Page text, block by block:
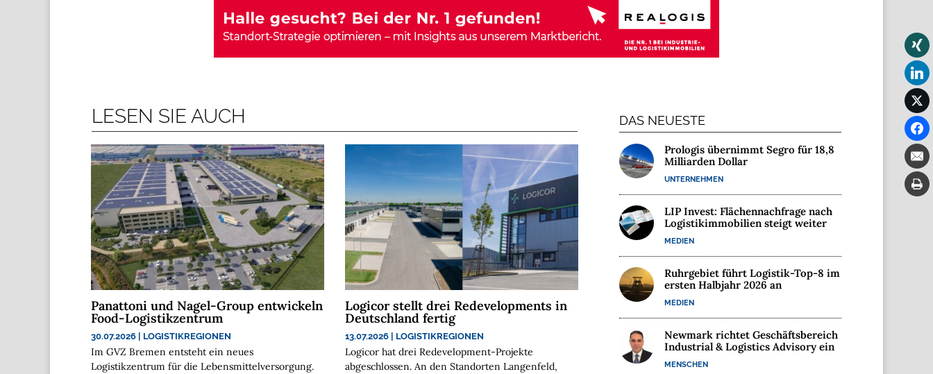
LESEN SIE AUCH
Panattoni und Nagel-Group entwickeln
Food-Logistikzentrum
30.07.2026 LOGISTIKREGIONEN
Im GVZ Bremen entsteht ein neues
Logistikzentrum für die Lebensmittelversorgung.
Logicor stellt drei Redevelopments in
Deutschland fertig
13.07.2026 LOGISTIKREGIONEN
Logicor hat drei Redevelopment-Projekte
abgeschlossen. An den Standorten Langenfeld,
DAS NEUESTE
Prologis übernimmt Segro für 18,8
Milliarden Dollar
UNTERNEHMEN
LIP Invest: Flächennachfrage nach
Logistikimmobilien steigt weiter
MEDIEN
Ruhrgebiet führt Logistik-Top-8 im
ersten Halbjahr 2026 an
MEDIEN
Newmark richtet Geschäftsbereich
Industrial & Logistics Advisory ein
MENSCHEN